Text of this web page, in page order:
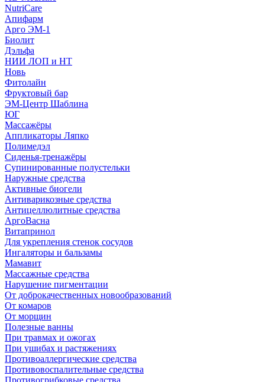
NutriCare
Апифарм
Арго ЭМ-1
Биолит
Дэльфа
НИИ ЛОП и НТ
Новь
Фитолайн
Фруктовый бар
ЭМ-Центр Шаблина
ЮГ
Массажёры
Аппликаторы Ляпко
Полимедэл
Сиденья-тренажёры
Супинированные полустельки
Наружные средства
Активные биогели
Антиварикозные средства
Антицеллюлитные средства
АргоВасна
Витапринол
Для укрепления стенок сосудов
Ингаляторы и бальзамы
Мамавит
Массажные средства
Нарушение пигментации
От доброкачественных новообразований
От комаров
От морщин
Полезные ванны
При травмах и ожогах
При ушибах и растяжениях
Противоаллергические средства
Противовоспалительные средства
Противогрибковые средства